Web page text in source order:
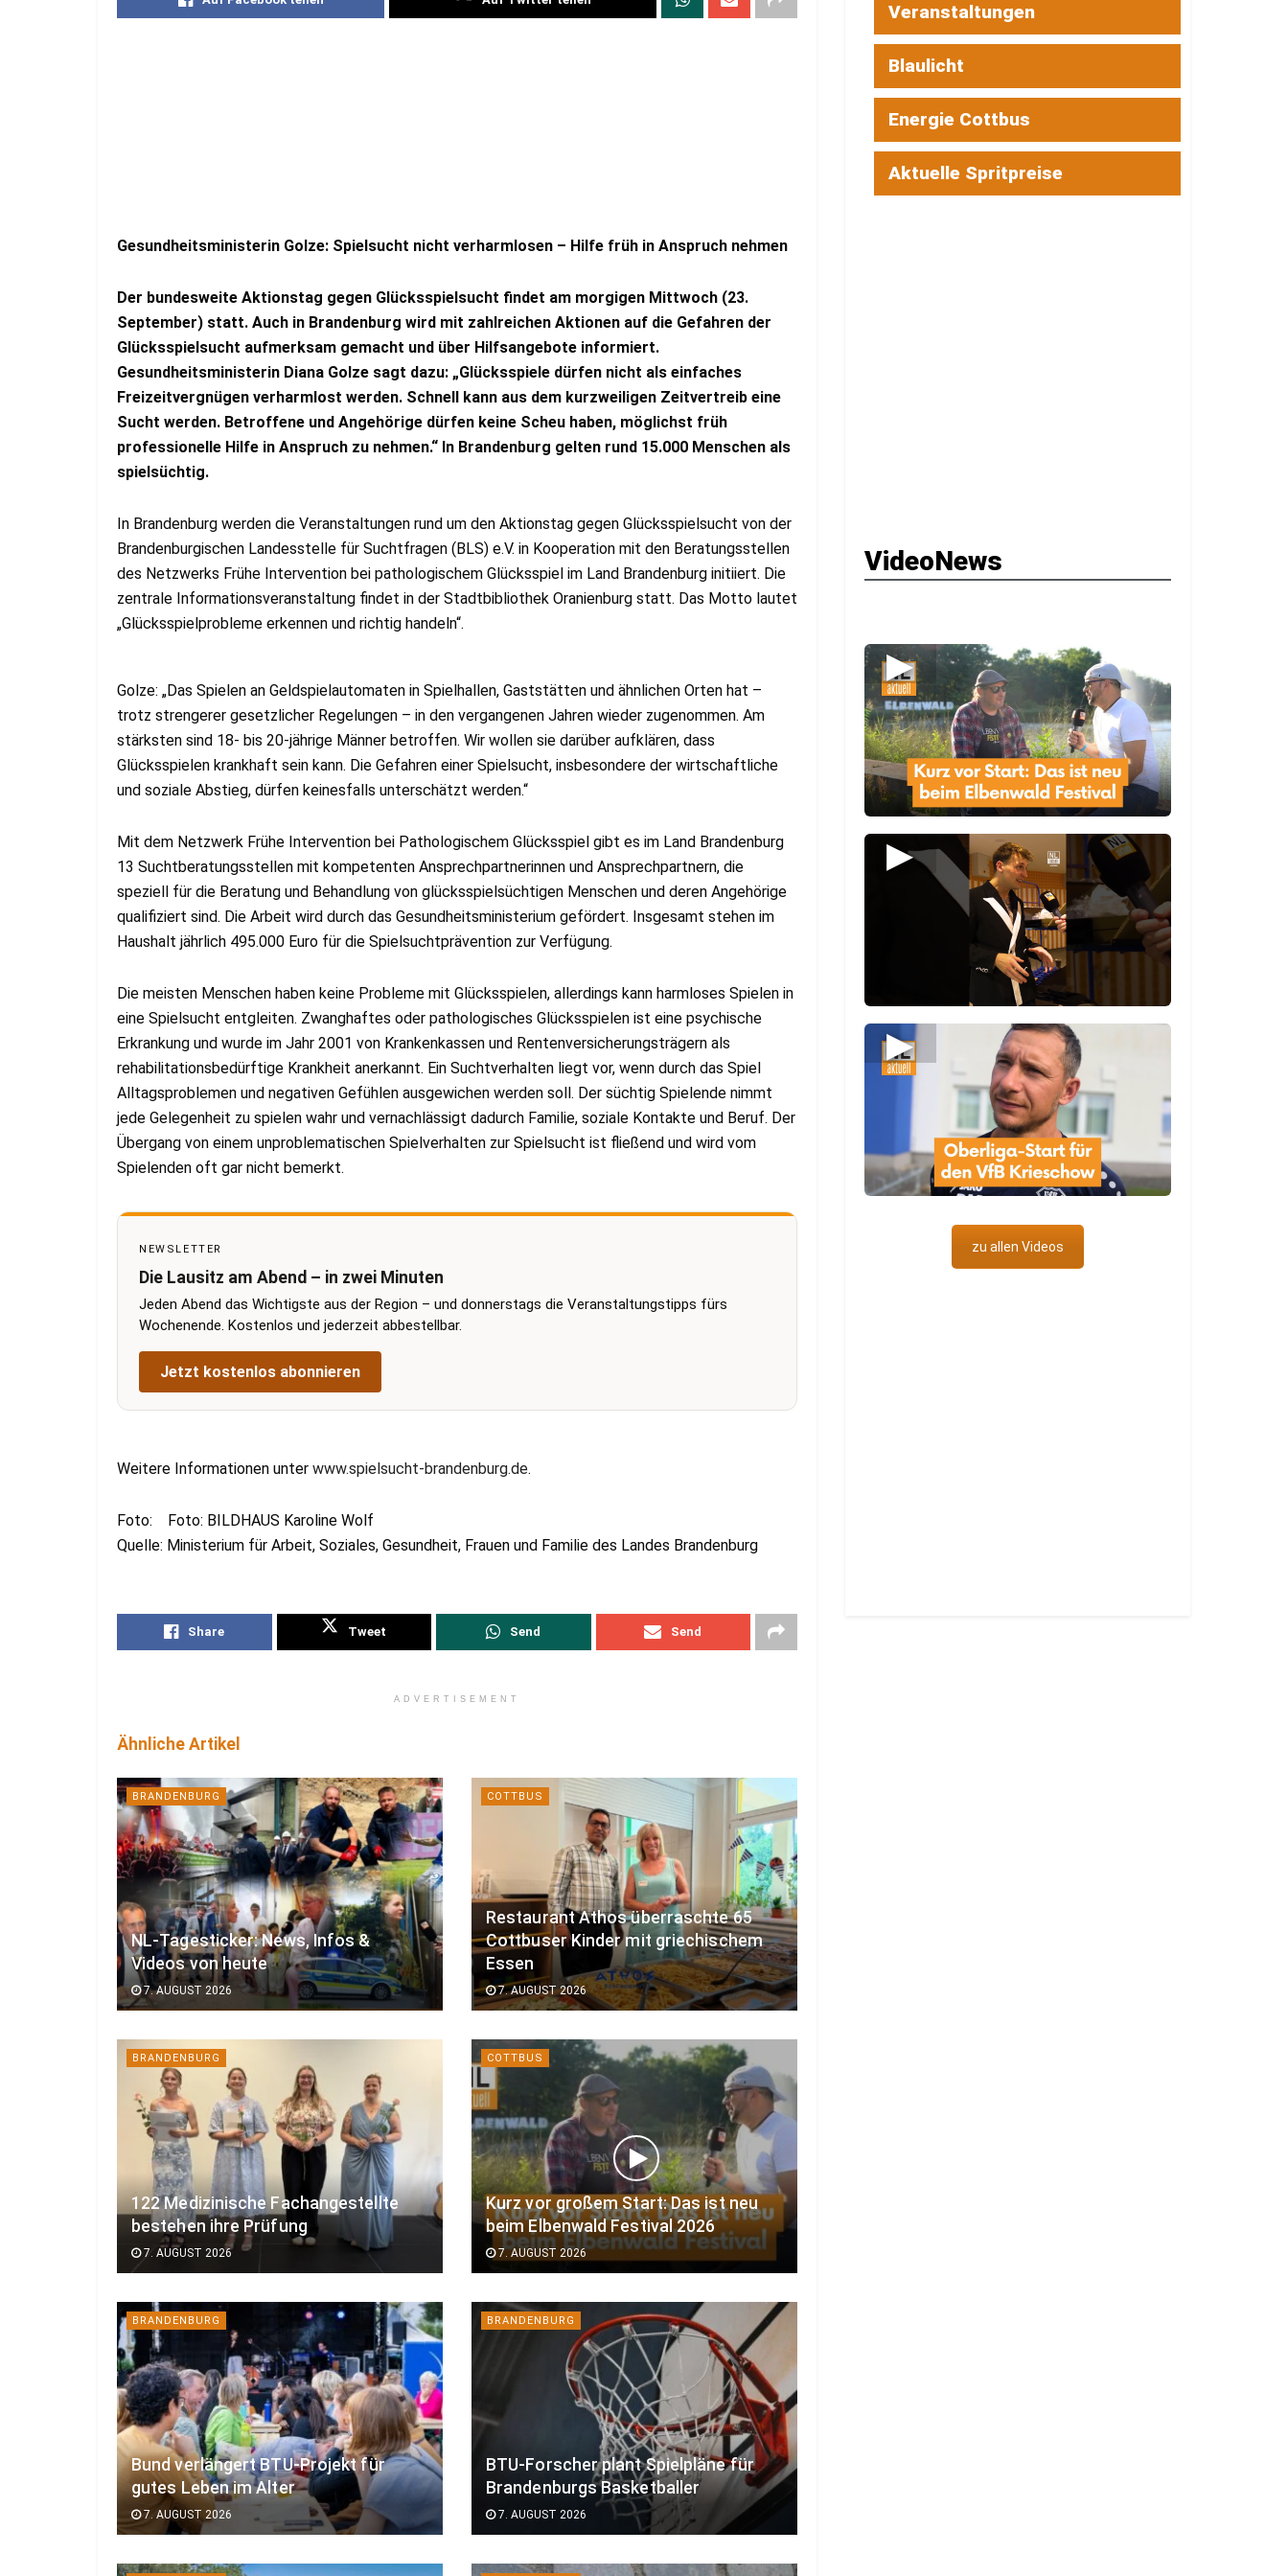
Gesundheitsministerin Golze: Spielsucht nicht verharmlosen – Hilfe früh in Anspruch nehmen
Der bundesweite Aktionstag gegen Glücksspielsucht findet am morgigen Mittwoch (23.
September) statt. Auch in Brandenburg wird mit zahlreichen Aktionen auf die Gefahren der
Glücksspielsucht aufmerksam gemacht und über Hilfsangebote informiert.
Gesundheitsministerin Diana Golze sagt dazu: „Glücksspiele dürfen nicht als einfaches
Freizeitvergnügen verharmlost werden. Schnell kann aus dem kurzweiligen Zeitvertreib eine
Sucht werden. Betroffene und Angehörige dürfen keine Scheu haben, möglichst früh
professionelle Hilfe in Anspruch zu nehmen.“ In Brandenburg gelten rund 15.000 Menschen als
spielsüchtig.
In Brandenburg werden die Veranstaltungen rund um den Aktionstag gegen Glücksspielsucht von der
Brandenburgischen Landesstelle für Suchtfragen (BLS) e.V. in Kooperation mit den Beratungsstellen
des Netzwerks Frühe Intervention bei pathologischem Glücksspiel im Land Brandenburg initiiert. Die
zentrale Informationsveranstaltung findet in der Stadtbibliothek Oranienburg statt. Das Motto lautet
„Glücksspielprobleme erkennen und richtig handeln“.
Golze: „Das Spielen an Geldspielautomaten in Spielhallen, Gaststätten und ähnlichen Orten hat –
trotz strengerer gesetzlicher Regelungen – in den vergangenen Jahren wieder zugenommen. Am
stärksten sind 18- bis 20-jährige Männer betroffen. Wir wollen sie darüber aufklären, dass
Glücksspielen krankhaft sein kann. Die Gefahren einer Spielsucht, insbesondere der wirtschaftliche
und soziale Abstieg, dürfen keinesfalls unterschätzt werden.“
Mit dem Netzwerk Frühe Intervention bei Pathologischem Glücksspiel gibt es im Land Brandenburg
13 Suchtberatungsstellen mit kompetenten Ansprechpartnerinnen und Ansprechpartnern, die
speziell für die Beratung und Behandlung von glücksspielsüchtigen Menschen und deren Angehörige
qualifiziert sind. Die Arbeit wird durch das Gesundheitsministerium gefördert. Insgesamt stehen im
Haushalt jährlich 495.000 Euro für die Spielsuchtprävention zur Verfügung.
Die meisten Menschen haben keine Probleme mit Glücksspielen, allerdings kann harmloses Spielen in
eine Spielsucht entgleiten. Zwanghaftes oder pathologisches Glücksspielen ist eine psychische
Erkrankung und wurde im Jahr 2001 von Krankenkassen und Rentenversicherungsträgern als
rehabilitationsbedürftige Krankheit anerkannt. Ein Suchtverhalten liegt vor, wenn durch das Spiel
Alltagsproblemen und negativen Gefühlen ausgewichen werden soll. Der süchtig Spielende nimmt
jede Gelegenheit zu spielen wahr und vernachlässigt dadurch Familie, soziale Kontakte und Beruf. Der
Übergang von einem unproblematischen Spielverhalten zur Spielsucht ist fließend und wird vom
Spielenden oft gar nicht bemerkt.
NEWSLETTER
Die Lausitz am Abend – in zwei Minuten
Jeden Abend das Wichtigste aus der Region – und donnerstags die Veranstaltungstipps fürs
Wochenende. Kostenlos und jederzeit abbestellbar.
Jetzt kostenlos abonnieren
Weitere Informationen unter www.spielsucht-brandenburg.de.
Foto: Foto: BILDHAUS Karoline Wolf
Quelle: Ministerium für Arbeit, Soziales, Gesundheit, Frauen und Familie des Landes Brandenburg
Share Tweet Send Send
ADVERTISEMENT
Ähnliche Artikel
BRANDENBURG
NL-Tagesticker: News, Infos &
Videos von heute
7. AUGUST 2026
COTTBUS
Restaurant Athos überraschte 65
Cottbuser Kinder mit griechischem
Essen
7. AUGUST 2026
BRANDENBURG
122 Medizinische Fachangestellte
bestehen ihre Prüfung
7. AUGUST 2026
COTTBUS
Kurz vor großem Start: Das ist neu
beim Elbenwald Festival 2026
7. AUGUST 2026
BRANDENBURG
Bund verlängert BTU-Projekt für
gutes Leben im Alter
7. AUGUST 2026
BRANDENBURG
BTU-Forscher plant Spielpläne für
Brandenburgs Basketballer
7. AUGUST 2026
Veranstaltungen
Blaulicht
Energie Cottbus
Aktuelle Spritpreise
VideoNews
▶
▶
▶
zu allen Videos